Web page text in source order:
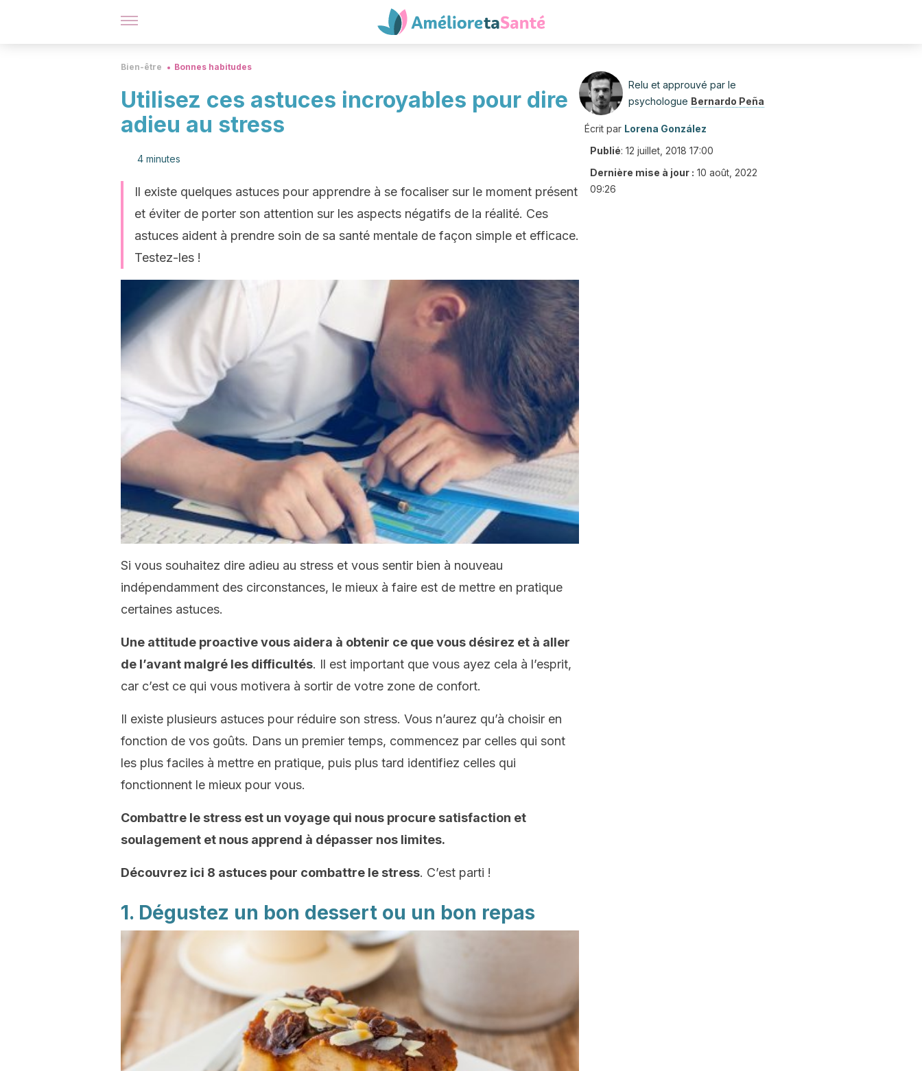
Bien-être Bonnes habitudes
Utilisez ces astuces incroyables pour dire
adieu au stress
4 minutes
Il existe quelques astuces pour apprendre à se focaliser sur le moment présent
et éviter de porter son attention sur les aspects négatifs de la réalité. Ces
astuces aident à prendre soin de sa santé mentale de façon simple et efficace.
Testez-les !
Si vous souhaitez dire adieu au stress et vous sentir bien à nouveau
indépendamment des circonstances, le mieux à faire est de mettre en pratique
certaines astuces.
Une attitude proactive vous aidera à obtenir ce que vous désirez et à aller
de l’avant malgré les difficultés. Il est important que vous ayez cela à l’esprit,
car c’est ce qui vous motivera à sortir de votre zone de confort.
Il existe plusieurs astuces pour réduire son stress. Vous n’aurez qu’à choisir en
fonction de vos goûts. Dans un premier temps, commencez par celles qui sont
les plus faciles à mettre en pratique, puis plus tard identifiez celles qui
fonctionnent le mieux pour vous.
Combattre le stress est un voyage qui nous procure satisfaction et
soulagement et nous apprend à dépasser nos limites.
Découvrez ici 8 astuces pour combattre le stress. C’est parti !
1. Dégustez un bon dessert ou un bon repas
Relu et approuvé par le
psychologue Bernardo Peña
Écrit par Lorena González
Publié: 12 juillet, 2018 17:00
Dernière mise à jour : 10 août, 2022
09:26